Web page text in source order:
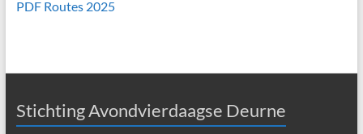
PDF Routes 2025
Stichting Avondvierdaagse Deurne